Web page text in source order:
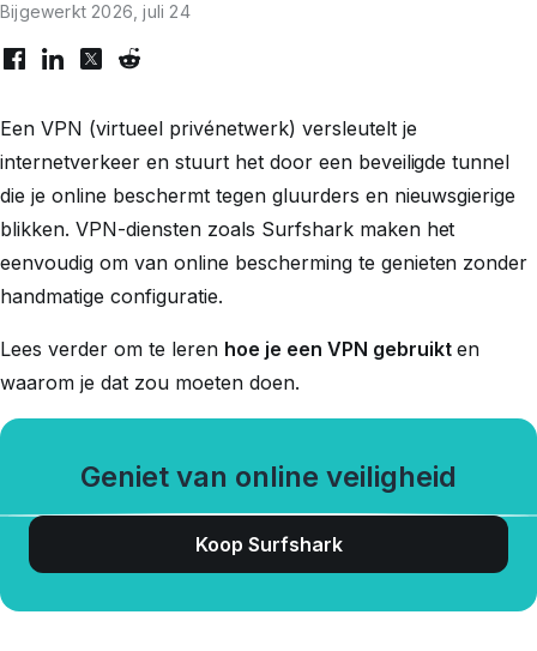
Bijgewerkt 2026, juli 24
Een VPN (virtueel privénetwerk) versleutelt je
internetverkeer en stuurt het door een beveiligde tunnel
die je online beschermt tegen gluurders en nieuwsgierige
blikken. VPN-diensten zoals Surfshark maken het
eenvoudig om van online bescherming te genieten zonder
handmatige configuratie.
Lees verder om te leren hoe je een VPN gebruikten
waarom je dat zou moeten doen.
Geniet van online veiligheid
Koop Surfshark